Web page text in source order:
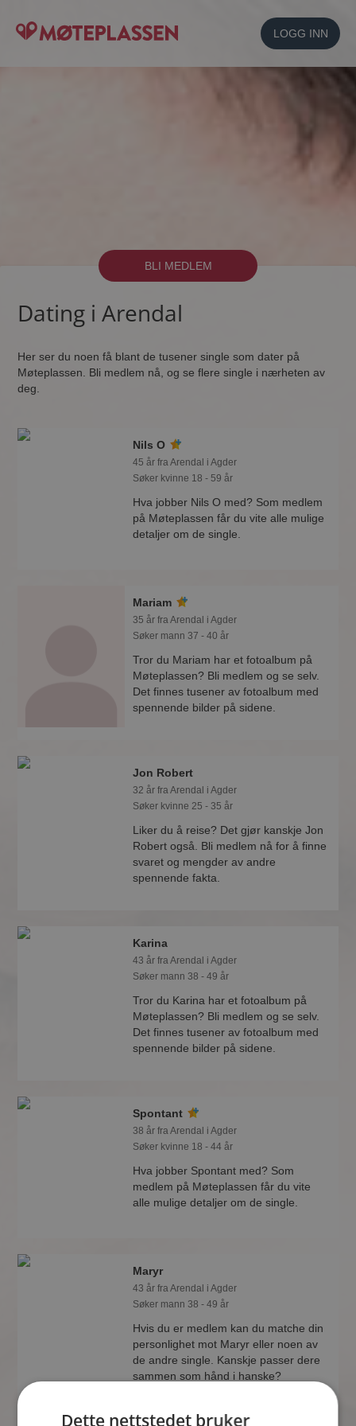
LOGG INN
BLI MEDLEM
Dating i Arendal
Her ser du noen få blant de tusener single som dater på
Møteplassen. Bli medlem nå, og se flere single i nærheten av
deg.
Nils O
45 år fra Arendal i Agder
Søker kvinne 18 - 59 år
Hva jobber Nils O med? Som medlem
på Møteplassen får du vite alle mulige
detaljer om de single.
Mariam
35 år fra Arendal i Agder
Søker mann 37 - 40 år
Tror du Mariam har et fotoalbum på
Møteplassen? Bli medlem og se selv.
Det finnes tusener av fotoalbum med
spennende bilder på sidene.
Jon Robert
32 år fra Arendal i Agder
Søker kvinne 25 - 35 år
Liker du å reise? Det gjør kanskje Jon
Robert også. Bli medlem nå for å finne
svaret og mengder av andre
spennende fakta.
Karina
43 år fra Arendal i Agder
Søker mann 38 - 49 år
Tror du Karina har et fotoalbum på
Møteplassen? Bli medlem og se selv.
Det finnes tusener av fotoalbum med
spennende bilder på sidene.
Spontant
38 år fra Arendal i Agder
Søker kvinne 18 - 44 år
Hva jobber Spontant med? Som
medlem på Møteplassen får du vite
alle mulige detaljer om de single.
Maryr
43 år fra Arendal i Agder
Søker mann 38 - 49 år
Hvis du er medlem kan du matche din
personlighet mot Maryr eller noen av
de andre single. Kanskje passer dere
sammen som hånd i hanske?
Dette nettstedet bruker